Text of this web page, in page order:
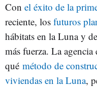
Con el éxito de la
reciente, los futuros
hábitats en la Luna y
más fuerza. La
qué método de
viviendas en la Luna,